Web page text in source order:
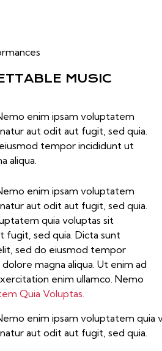
MUSIC
enim ipsam voluptatem
aut odit aut fugit, sed quia.
tempor incididunt ut
aliqua.
enim ipsam voluptatem
aut odit aut fugit, sed quia.
quia voluptas sit
fugit, sed quia. Dicta sunt
sed do eiusmod tempor
magna aliqua. Ut enim ad
enim ullamco. Nemo
Quia Voluptas.
enim ipsam voluptatem
aut odit aut fugit, sed quia.